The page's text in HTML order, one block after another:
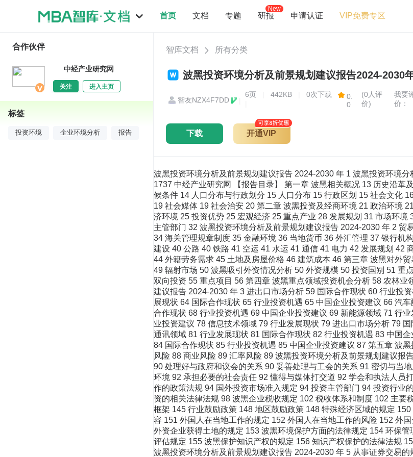
首页 文档 专题 研报
New
申请认证 VIP免费专区
智库文档 所有分类
波黑投资环境分析及前景规划建议报告2024-2030
智友NZX4F7DD
6页 442KB
0次下载
0.
0
(0人评
价)
我要
价：
下载 开通VIP
波黑投资环境分析及前景规划建议报告 2024-2030 年 1 波黑投资环境
1737 中经产业研究网 【报告目录】 第一章 波黑相关概况 13 历史沿革
候条件 14 人口分布与行政划分 15 人口分布 15 行政区划 15 社会文化
19 社会媒体 19 社会治安 20 第二章 波黑投资及经商环境 21 政治环境
济环境 25 投资优势 25 宏观经济 25 重点产业 28 发展规划 31 市场环
主管部门 32 波黑投资环境分析及前景规划建议报告 2024-2030 年 2
34 海关管理规章制度 35 金融环境 36 当地货币 36 外汇管理 37 银行机
建设 40 公路 40 铁路 41 空运 41 水运 41 通信 41 电力 42 发展规划 42
44 外籍劳务需求 45 土地及房屋价格 46 建筑成本 46 第三章 波黑对外
49 辐射市场 50 波黑吸引外资情况分析 50 外资规模 50 投资国别 51 重
双向投资 55 重点项目 56 第四章 波黑重点领域投资机会分析 58 农林
建议报告 2024-2030 年 3 进出口市场分析 59 国际合作现状 60 行业投
展现状 64 国际合作现状 65 行业投资机遇 65 中国企业投资建议 66 汽
合作现状 68 行业投资机遇 69 中国企业投资建议 69 新能源领域 71 行
业投资建议 78 信息技术领域 79 行业发展现状 79 进出口市场分析 79
通讯领域 81 行业发展现状 81 国际合作现状 82 行业投资机遇 83 中国
84 国际合作现状 85 行业投资机遇 85 中国企业投资建议 87 第五章 波
风险 88 商业风险 89 汇率风险 89 波黑投资环境分析及前景规划建议报
90 处理好与政府和议会的关系 90 妥善处理与工会的关系 91 密切与当
环境 92 承担必要的社会责任 92 懂得与媒体打交道 92 学会和执法人员
作的政策法规 94 国外投资市场准入规定 94 投资主管部门 94 投资行业
资的相关法律法规 98 波黑企业税收规定 102 税收体系和制度 102 主
框架 145 行业鼓励政策 148 地区鼓励政策 148 特殊经济区域的规定
容 151 外国人在当地工作的规定 152 外国人在当地工作的风险 152 外
外资企业获得土地的规定 153 波黑环境保护方面的法律规定 154 环保
评估规定 155 波黑保护知识产权的规定 156 知识产权保护的法律法规
波黑投资环境分析及前景规划建议报告 2024-2030 年 5 从事证券交易
合作伙伴
中经产业研究网
关注 进入主页
标签
投资环境 企业环境分析 报告